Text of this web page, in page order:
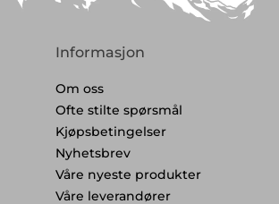
Informasjon
Om oss
Ofte stilte spørsmål
Kjøpsbetingelser
Nyhetsbrev
Våre nyeste produkter
Våre leverandører